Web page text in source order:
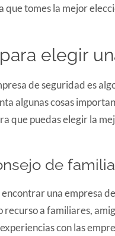
que tomes la mejor
elegir
de seguridad es
algunas cosas
que puedas elegir la
de
una empresa
recurso a familiares,
con las